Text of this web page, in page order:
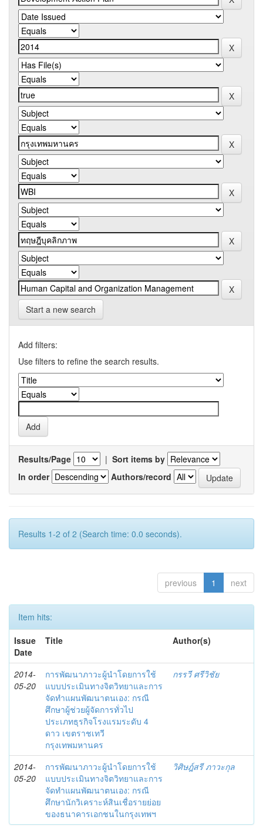
Start a new search
Add filters:
Use filters to refine the search results.
Results/Page | Sort items by
In order
Authors/record
Results 1-2 of 2 (Search time: 0.0 seconds).
previous 1 next
Item hits:
Issue
Date
Title Author(s)
2014-
05-20
การพัฒนาภาวะผู้นำโดยการใช้
แบบประเมินทางจิตวิทยาและการ
จัดทำแผนพัฒนาตนเอง: กรณี
ศึกษาผู้ช่วยผู้จัดการทั่วไป
ประเภทธุรกิจโรงแรมระดับ 4
ดาว เขตราชเทวี
กรุงเทพมหานคร
กรรวี ศรีวิชัย
2014-
05-20
การพัฒนาภาวะผู้นำโดยการใช้
แบบประเมินทางจิตวิทยาและการ
จัดทำแผนพัฒนาตนเอง: กรณี
ศึกษานักวิเคราะห์สินเชื่อรายย่อย
ของธนาคารเอกชนในกรุงเทพฯ
วิศิษฎ์สรี ภาวะกุล